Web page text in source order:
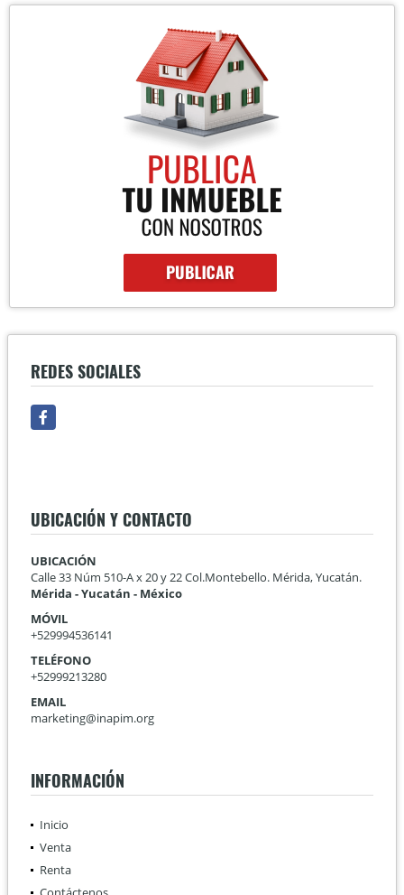
REDES SOCIALES
Facebook
UBICACIÓN Y CONTACTO
UBICACIÓN
Calle 33 Núm 510-A x 20 y 22 Col.Montebello. Mérida, Yucatán.
Mérida - Yucatán - México
MÓVIL
+529994536141
TELÉFONO
+52999213280
EMAIL
marketing@inapim.org
INFORMACIÓN
Inicio
Venta
Renta